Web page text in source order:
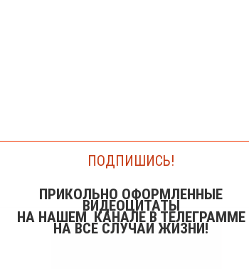
ПОДПИШИСЬ!
ПРИКОЛЬНО ОФОРМЛЕННЫЕ
ВИДЕОЦИТАТЫ
НА НАШЕМ КАНАЛЕ В ТЕЛЕГРАММЕ
НА ВСЕ СЛУЧАИ ЖИЗНИ!